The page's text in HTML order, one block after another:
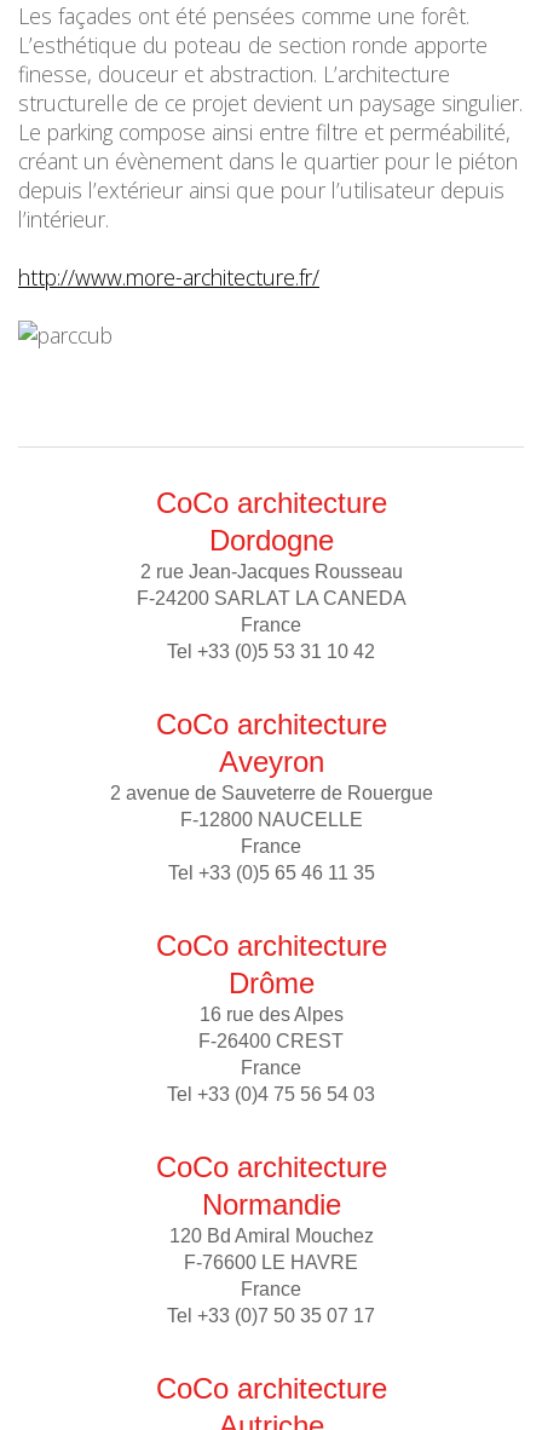
Les façades ont été pensées comme une forêt.
L’esthétique du poteau de section ronde apporte
finesse, douceur et abstraction. L’architecture
structurelle de ce projet devient un paysage singulier.
Le parking compose ainsi entre filtre et perméabilité,
créant un évènement dans le quartier pour le piéton
depuis l’extérieur ainsi que pour l’utilisateur depuis
l’intérieur.
http://www.more-architecture.fr/
CoCo architecture
Dordogne
2 rue Jean-Jacques Rousseau
F-24200 SARLAT LA CANEDA
France
Tel +33 (0)5 53 31 10 42
CoCo architecture
Aveyron
2 avenue de Sauveterre de Rouergue
F-12800 NAUCELLE
France
Tel +33 (0)5 65 46 11 35
CoCo architecture
Drôme
16 rue des Alpes
F-26400 CREST
France
Tel +33 (0)4 75 56 54 03
CoCo architecture
Normandie
120 Bd Amiral Mouchez
F-76600 LE HAVRE
France
Tel +33 (0)7 50 35 07 17
CoCo architecture